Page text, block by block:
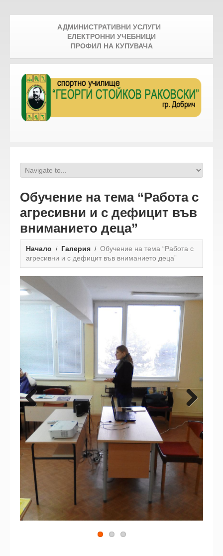
АДМИНИСТРАТИВНИ УСЛУГИ
ЕЛЕКТРОННИ УЧЕБНИЦИ
ПРОФИЛ НА КУПУВАЧА
Обучение на тема “Работа с
агресивни и с дефицит във
вниманието деца”
Начало Галерия
Обучение на тема “Работа с
агресивни и с дефицит във вниманието деца”
Previous Next